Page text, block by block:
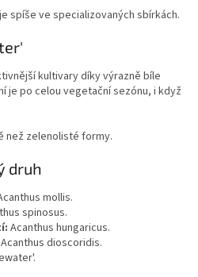
spíše ve specializovaných sbírkách.
kultivary díky výrazně bíle
je po celou vegetační sezónu, i když
než zelenolisté formy.
druh
mollis.
spinosus.
Acanthus hungaricus.
Acanthus dioscoridis.